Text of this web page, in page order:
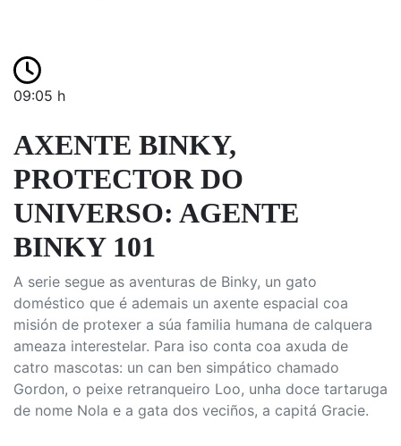
09:05 h
AXENTE BINKY,
PROTECTOR DO
UNIVERSO: AGENTE
BINKY 101
A serie segue as aventuras de Binky, un gato
doméstico que é ademais un axente espacial coa
misión de protexer a súa familia humana de calquera
ameaza interestelar. Para iso conta coa axuda de
catro mascotas: un can ben simpático chamado
Gordon, o peixe retranqueiro Loo, unha doce tartaruga
de nome Nola e a gata dos veciños, a capitá Gracie.